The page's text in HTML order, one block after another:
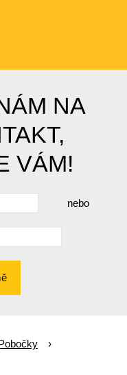
NA
VÁM!
nebo